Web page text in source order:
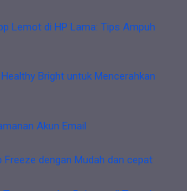
Lemot di HP Lama: Tips Ampuh
Bright untuk Mencerahkan
Akun Email
dengan Mudah dan cepat